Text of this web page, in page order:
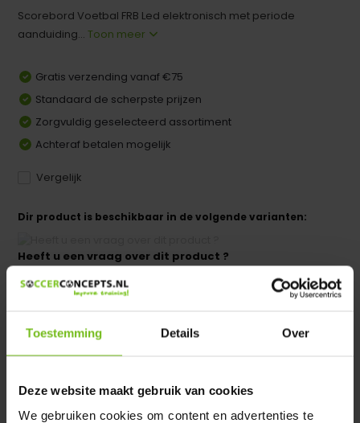
Toestemming Details Over
Deze website maakt gebruik van cookies
We gebruiken cookies om content en advertenties te
Scorebord Voetbal FRB Led elektronisch met periode
aanduiding...Toon meer
Gratis verzending vanaf €75
Standaard de scherpste prijzen
Zorgvuldig geselecteerd assortiment
Achteraf betalen mogelijk
Vergelijk
Dir product is beschikbaar in de volgende varianten:
Heeft u een vraag over dit product ?
We helpen u graag met meer informatie
Productomschrijving
Specificaties